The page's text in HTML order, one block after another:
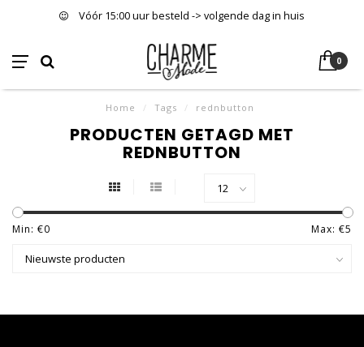
Vóór 15:00 uur besteld -> volgende dag in huis
0
Home / Tags / rednbutton
PRODUCTEN GETAGD MET
REDNBUTTON
Min: €0 Max: €5